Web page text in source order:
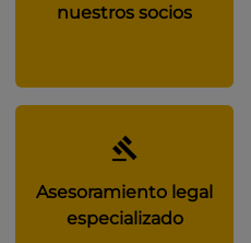
nuestros socios
Asesoramiento legal
especializado